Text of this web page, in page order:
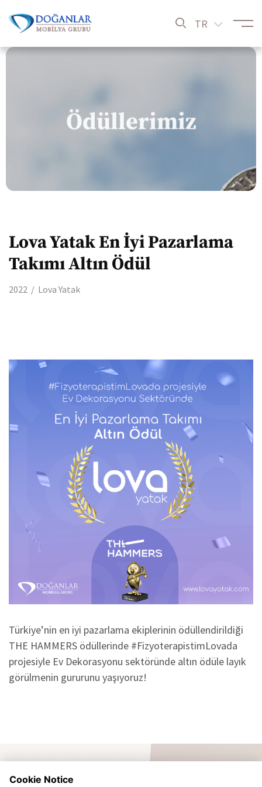
TR
Ödüllerimiz
Lova Yatak En İyi Pazarlama
Takımı Altın Ödül
2022 Lova Yatak
Türkiye’nin en iyi pazarlama ekiplerinin ödüllendirildiği
THE HAMMERS ödüllerinde #FizyoterapistimLovada
projesiyle Ev Dekorasyonu sektöründe altın ödüle layık
görülmenin gururunu yaşıyoruz!
Cookie Notice